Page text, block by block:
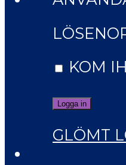
KOM
GLÖMT